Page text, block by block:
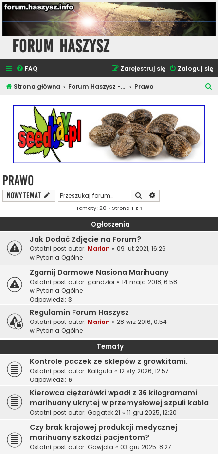
Forum Haszysz
FAQ Zaloguj się
Zarejestruj się
Strona główna Forum Haszysz - Newsy i Artykuły Prawo
Prawo
NOWY TEMAT Szukaj
Tematy: 20 • Strona 1 z 1
Ogłoszenia
Jak Dodać Zdjęcie na Forum?
Ostatni post autor: Marian « 09 lut 2021, 16:26
w Pytania Ogólne
Zgarnij Darmowe Nasiona Marihuany
Ostatni post autor: gandzior « 14 maja 2018, 6:58
w Pytania Ogólne
Odpowiedzi: 3
Regulamin Forum Haszysz
Ostatni post autor: Marian « 28 wrz 2016, 0:54
w Pytania Ogólne
Tematy
Kontrole paczek ze sklepów z growkitami.
Ostatni post autor: Kaligula « 12 sty 2026, 12:57
Odpowiedzi: 6
Kierowca ciężarówki wpadł z 36 kilogramami
marihuany ukrytej w przemysłowej szpuli kabla
Ostatni post autor: Gogatek.21 « 11 gru 2025, 12:20
Czy brak krajowej produkcji medycznej
marihuany szkodzi pacjentom?
Ostatni post autor: Gawjota « 03 gru 2025, 8:27